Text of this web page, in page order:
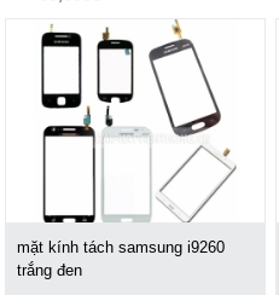
mặt kính tách samsung i9260
trắng đen